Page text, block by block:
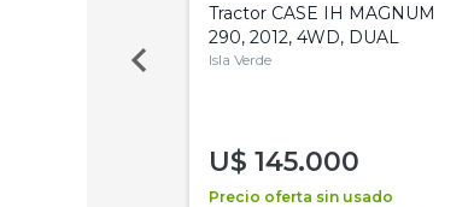
Tractor CASE IH MAGNUM
290, 2012, 4WD, DUAL
Isla Verde
U$ 145.000
Precio oferta sin usado